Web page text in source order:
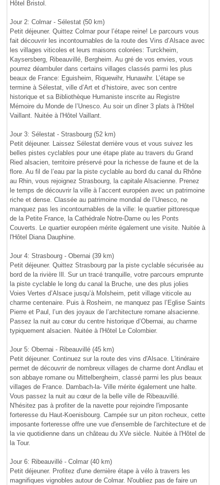
Hôtel Bristol.
Jour 2: Colmar - Sélestat (50 km)
Petit déjeuner. Quittez Colmar pour l’étape reine! Le parcours vous
fait découvrir les incontournables de la route des Vins d’Alsace avec
les villages viticoles et leurs maisons colorées: Turckheim,
Kaysersberg, Ribeauvillé, Bergheim. Au gré de vos envies, vous
pourrez déambuler dans certains villages classés parmi les plus
beaux de France: Eguisheim, Riquewihr, Hunawihr. L’étape se
termine à Sélestat, ville d’Art et d’histoire, avec son centre
historique et sa Bibliothèque Humaniste inscrite au Registre
Mémoire du Monde de l’Unesco. Au soir un dîner 3 plats à l'Hôtel
Vaillant. Nuitée à l'Hôtel Vaillant.
Jour 3: Sélestat - Strasbourg (52 km)
Petit déjeuner. Laissez Sélestat derrière vous et vous suivez les
belles pistes cyclables pour une étape plate au travers du Grand
Ried alsacien, territoire préservé pour la richesse de faune et de la
flore. Au fil de l’eau par la piste cyclable au bord du canal du Rhône
au Rhin, vous rejoignez Strasbourg, la capitale Alsacienne. Prenez
le temps de découvrir la ville à l’accent européen avec un patrimoine
riche et dense. Classée au patrimoine mondial de l’Unesco, ne
manquez pas les incontournables de la ville: le quartier pittoresque
de la Petite France, la Cathédrale Notre-Dame ou les Ponts
Couverts. Le quartier européen mérite également une visite. Nuitée à
l'Hôtel Diana Dauphine.
Jour 4: Strasbourg - Obernai (39 km)
Petit déjeuner. Quittez Strasbourg par la piste cyclable sécurisée au
bord de la rivière Ill. Sur un tracé tranquille, votre parcours emprunte
la piste cyclable le long du canal la Bruche, une des plus jolies
Voies Vertes d’Alsace jusqu’à Molsheim, petit village viticole au
charme centenaire. Puis à Rosheim, ne manquez pas l’Eglise Saints
Pierre et Paul, l’un des joyaux de l’architecture romane alsacienne.
Passez la nuit au cœur du centre historique d’Obernai, au charme
typiquement alsacien. Nuitée à l'Hôtel Le Colombier.
Jour 5: Obernai - Ribeauvillé (45 km)
Petit déjeuner. Continuez sur la route des vins d'Alsace. L'itinéraire
permet de découvrir de nombreux villages de charme dont Andlau et
son abbaye romane ou Mittelbergheim, classé parmi les plus beaux
villages de France. Dambach-la- Ville mérite également une halte.
Vous passez la nuit au cœur de la belle ville de Ribeauvillé.
N'hésitez pas à profiter de la navette pour rejoindre l'imposante
forteresse du Haut-Koenisbourg. Campée sur un piton rocheux, cette
imposante forteresse offre une vue d'ensemble de l'architecture et de
la vie quotidienne dans un château du XVe siècle. Nuitée à l'Hôtel de
la Tour.
Jour 6: Ribeauvillé - Colmar (40 km)
Petit déjeuner. Profitez d'une dernière étape à vélo à travers les
magnifiques vignobles autour de Colmar. N'oubliez pas de faire un